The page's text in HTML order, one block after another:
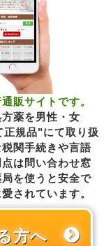
販サイトです。
薬を男性・女
規品"にて取り扱
関手続きや言語
は問い合わせ窓
を使うと安全で
されています。
方へ